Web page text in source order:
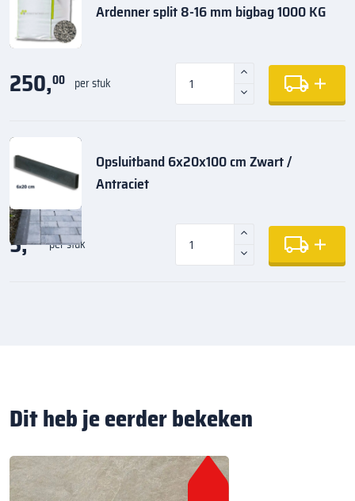
Ardenner split 8-16 mm bigbag 1000 KG
250,00 per stuk
Opsluitband 6x20x100 cm Zwart /
Antraciet
5,35 per stuk
Dit heb je eerder bekeken